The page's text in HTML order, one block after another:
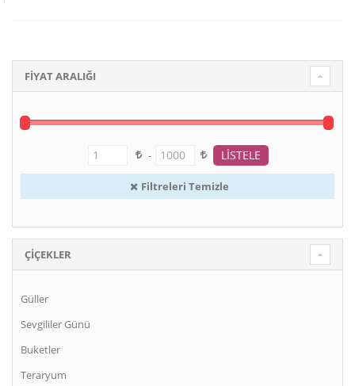
FİYAT ARALIĞI
-
Filtreleri Temizle
ÇIÇEKLER
Güller
Sevgililer Günü
Buketler
Teraryum